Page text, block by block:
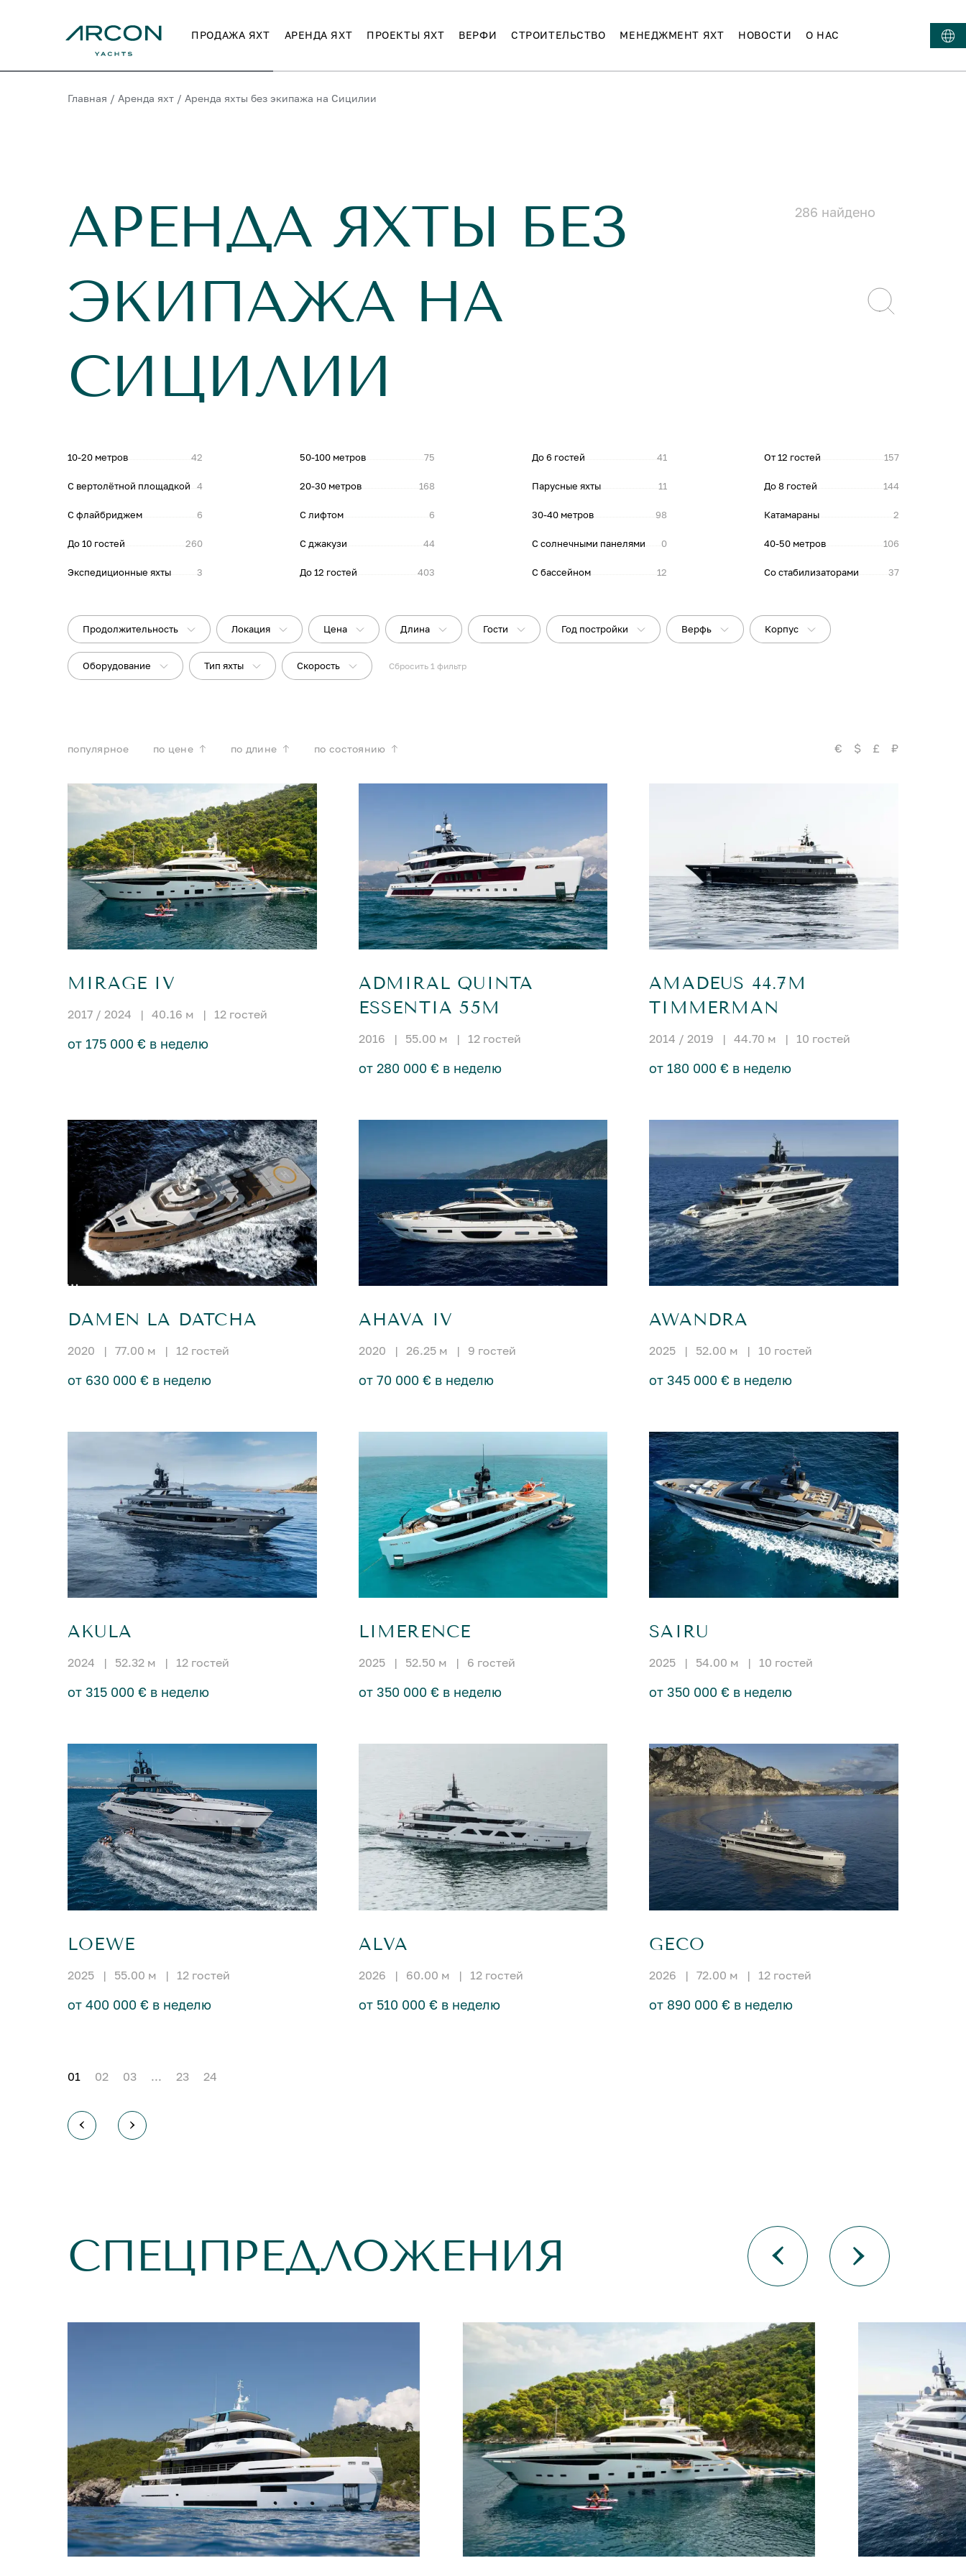
ПРОДАЖА ЯХТ АРЕНДА ЯХТ ПРОЕКТЫ ЯХТ ВЕРФИ СТРОИТЕЛЬСТВО МЕНЕДЖМЕНТ ЯХТ НОВОСТИ О НАС
Главная / Аренда яхт / Аренда яхты без экипажа на Сицилии
АРЕНДА ЯХТЫ БЕЗ
ЭКИПАЖА НА
СИЦИЛИИ
286 найдено
10-20 метров 42 50-100 метров 75 До 6 гостей 41 От 12 гостей 157
С вертолётной площадкой 4 20-30 метров 168 Парусные яхты 11 До 8 гостей 144
С флайбриджем 6 С лифтом 6 30-40 метров 98 Катамараны 2
До 10 гостей 260 С джакузи 44 С солнечными панелями 0 40-50 метров 106
Экспедиционные яхты 3 До 12 гостей 403 С бассейном 12 Со стабилизаторами 37
Продолжительность Локация Цена Длина Гости Год постройки Верфь Корпус
Оборудование Тип яхты Скорость Сбросить 1 фильтр
популярное по цене по длине по состоянию € $ £ ₽
MIRAGE IV
2017 / 2024 | 40.16 м | 12 гостей
от 175 000 € в неделю
ADMIRAL QUINTA
ESSENTIA 55M
2016 | 55.00 м | 12 гостей
от 280 000 € в неделю
AMADEUS 44.7M
TIMMERMAN
2014 / 2019 | 44.70 м | 10 гостей
от 180 000 € в неделю
DAMEN LA DATCHA
2020 | 77.00 м | 12 гостей
от 630 000 € в неделю
AHAVA IV
2020 | 26.25 м | 9 гостей
от 70 000 € в неделю
AWANDRA
2025 | 52.00 м | 10 гостей
от 345 000 € в неделю
AKULA
2024 | 52.32 м | 12 гостей
от 315 000 € в неделю
LIMERENCE
2025 | 52.50 м | 6 гостей
от 350 000 € в неделю
SAIRU
2025 | 54.00 м | 10 гостей
от 350 000 € в неделю
LOEWE
2025 | 55.00 м | 12 гостей
от 400 000 € в неделю
ALVA
2026 | 60.00 м | 12 гостей
от 510 000 € в неделю
GECO
2026 | 72.00 м | 12 гостей
от 890 000 € в неделю
01 02 03 ... 23 24
СПЕЦПРЕДЛОЖЕНИЯ